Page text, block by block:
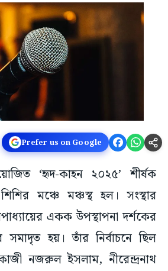
Prefer us on Google
‘হৃদ-কাহন ২০২৫’ শীর্ষক
মঞ্চে মঞ্চস্থ হল। সংস্থার
একক উপস্থাপনা দর্শকের
সমাদৃত হয়। তাঁর নির্বাচনে ছিল
নজরুল ইসলাম, নীরেন্দ্রনাথ